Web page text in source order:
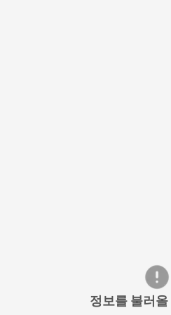
정보를 불러올